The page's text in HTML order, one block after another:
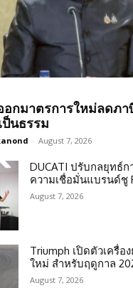
ออกมาตรการใหม่ลดภ
นธรรม
- August 7, 2026
DUCATI ปรับกลยุทธ์ก
ความเชื่อมั่นแบรนด์ชู
August 7, 2026
Triumph เปิดตัวเครื่
ใหม่ สำหรับฤดูกาล
August 7, 2026